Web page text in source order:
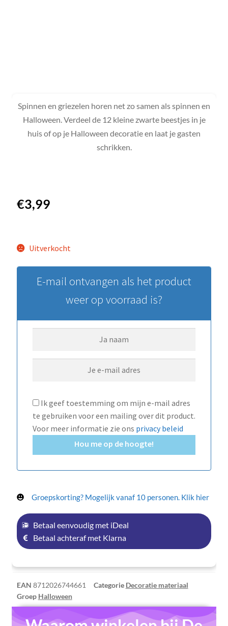
Spinnen en griezelen horen net zo samen als spinnen en
Halloween. Verdeel de 12 kleine zwarte beestjes in je
huis of op je Halloween decoratie en laat je gasten
schrikken.
€3,99
Uitverkocht
E-mail ontvangen als het product
weer op voorraad is?
Ik geef toestemming om mijn e-mail adres
te gebruiken voor een mailing over dit product.
Voor meer informatie zie ons privacy beleid
Hou me op de hoogte!
Groepskorting? Mogelijk vanaf 10 personen. Klik hier
Betaal eenvoudig met iDeal
Betaal achteraf met Klarna
EAN 8712026744661 Categorie Decoratie materiaal
Groep Halloween